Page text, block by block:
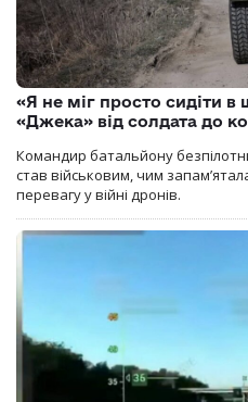
«Я не міг просто сидіти
«Джека» від солдата до
Командир батальйону
став військовим, чим
перевагу у війні дронів.